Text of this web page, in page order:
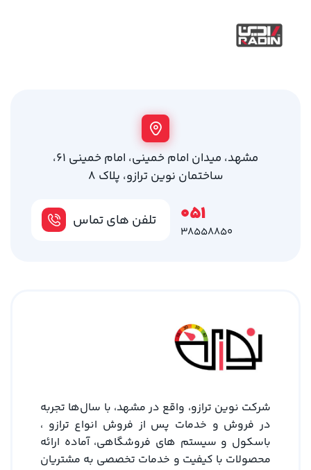
مشهد، میدان امام خمینی، امام خمینی 61،
ساختمان نوین ترازو، پلاک 8
تلفن های تماس 051
38558850
شرکت نوین ترازو، واقع در مشهد، با سال‌ها تجربه
در فروش و خدمات پس از فروش انواع ترازو ،
باسکول و سیستم های فروشگاهی، آماده ارائه
محصولات با کیفیت و خدمات تخصصی به مشتریان